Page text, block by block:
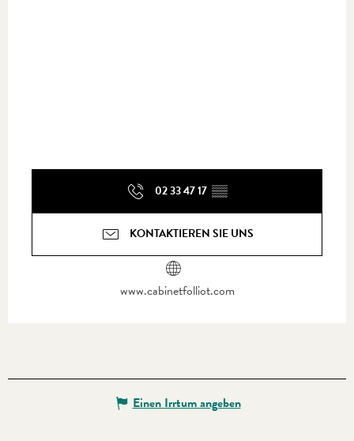
02 33 47 17 ▒▒
KONTAKTIEREN SIE UNS
www.cabinetfolliot.com
Einen Irrtum angeben